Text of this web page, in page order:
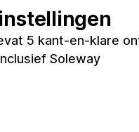
5 kant-en-klare
Soleway